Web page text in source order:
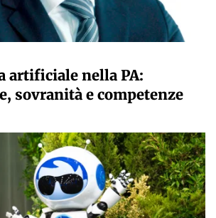
artificiale nella PA:
sovranità e competenze